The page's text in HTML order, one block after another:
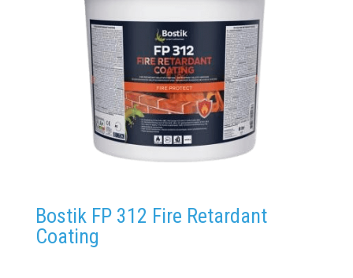
Bostik FP 312 Fire Retardant
Coating